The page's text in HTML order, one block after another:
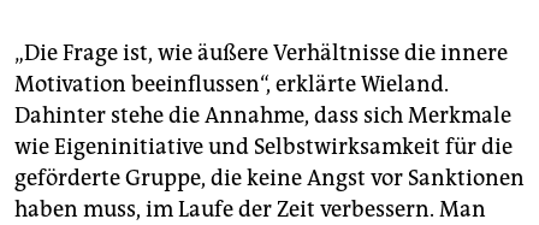
„Die Frage ist, wie äußere Verhältnisse die innere
Motivation beeinflussen“, erklärte Wieland.
Dahinter stehe die Annahme, dass sich Merkmale
wie Eigeninitiative und Selbstwirksamkeit für die
geförderte Gruppe, die keine Angst vor Sanktionen
haben muss, im Laufe der Zeit verbessern. Man